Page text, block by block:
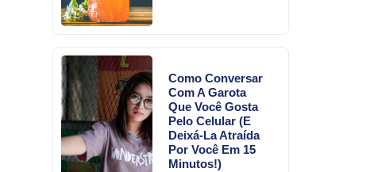
Como Conversar
Com A Garota
Que Você Gosta
Pelo Celular (E
Deixá-La Atraída
Por Você Em 15
Minutos!)